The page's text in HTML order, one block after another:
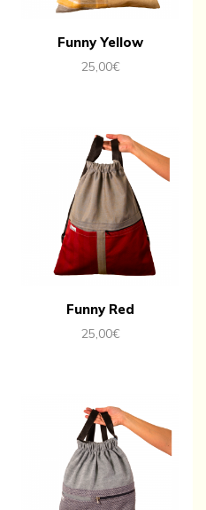
Funny Yellow
25,00€
Funny Red
25,00€